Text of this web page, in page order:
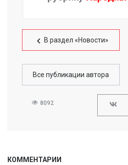
В раздел «Новости»
Все публикации автора
8092
КОММЕНТАРИИ